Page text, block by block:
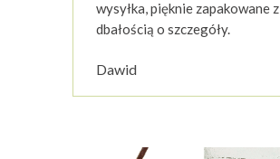
wysyłka, pięknie zapakowane z
dbałością o szczegóły.
Dawid